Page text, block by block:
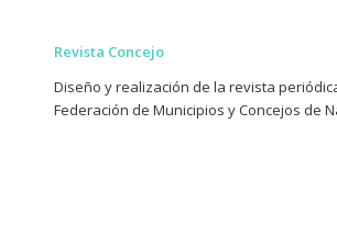
Revista Concejo
Diseño y realización de la revista
Federación de Municipios y Concejos de